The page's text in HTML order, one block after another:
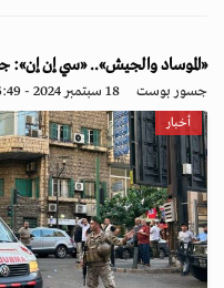
«الموساد والجيش».. «سي إن إن»:
جسور بوست 18 سبتمبر 2024 - 16:49
أخبار